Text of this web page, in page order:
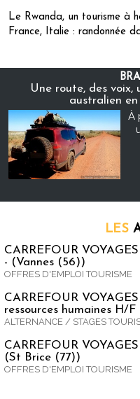
Le Rwanda, un tourisme à
France, Italie : randonnée
Une route, des voix,
australien
À
LES
CARREFOUR
- (Vannes (56))
OFFRES D'EMPLOI TOURISME
CARREFOUR
ressources humaines H/
ALTERNANCE / STAGES
CARREFOUR
(St Brice (77))
OFFRES D'EMPLOI TOURISME